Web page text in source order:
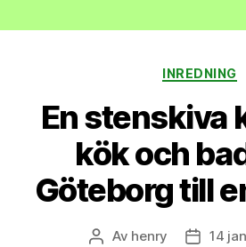
INREDNING
En stenskiva
kök och
Göteborg till
Inläggsförfattare
Av henry 14